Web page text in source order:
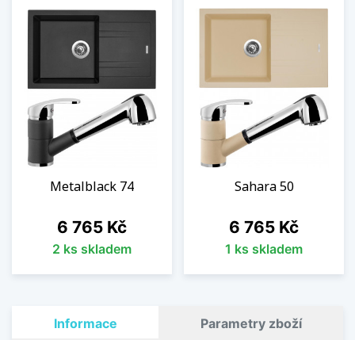
Metalblack 74
Cena
6 765 Kč
2 ks skladem
Sahara 50
Cena
6 765 Kč
1 ks skladem
Informace Parametry zboží